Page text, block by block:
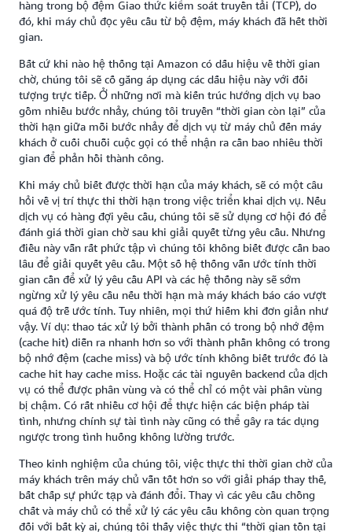
hàng trong bộ đệm Giao thức kiểm soát truyền tải (TCP), do
đó, khi máy chủ đọc yêu cầu từ bộ đệm, máy khách đã hết thời
gian.
Bất cứ khi nào hệ thống tại Amazon có dấu hiệu về thời gian
chờ, chúng tôi sẽ cố gắng áp dụng các dấu hiệu này với đối
tượng trực tiếp. Ở những nơi mà kiến trúc hướng dịch vụ bao
gồm nhiều bước nhảy, chúng tôi truyền “thời gian còn lại” của
thời hạn giữa mỗi bước nhảy để dịch vụ từ máy chủ đến máy
khách ở cuối chuỗi cuộc gọi có thể nhận ra cần bao nhiêu thời
gian để phản hồi thành công.
Khi máy chủ biết được thời hạn của máy khách, sẽ có một câu
hỏi về vị trí thực thi thời hạn trong việc triển khai dịch vụ. Nếu
dịch vụ có hàng đợi yêu cầu, chúng tôi sẽ sử dụng cơ hội đó để
đánh giá thời gian chờ sau khi giải quyết từng yêu cầu. Nhưng
điều này vẫn rất phức tập vì chúng tôi không biết được cần bao
lâu để giải quyết yêu cầu. Một số hệ thống vẫn ước tính thời
gian cần để xử lý yêu cầu API và các hệ thống này sẽ sớm
ngừng xử lý yêu cầu nếu thời hạn mà máy khách báo cáo vượt
quá độ trễ ước tính. Tuy nhiên, mọi thứ hiếm khi đơn giản như
vậy. Ví dụ: thao tác xử lý bởi thành phần có trong bộ nhớ đệm
(cache hit) diễn ra nhanh hơn so với thành phần không có trong
bộ nhớ đệm (cache miss) và bộ ước tính không biết trước đó là
cache hit hay cache miss. Hoặc các tài nguyên backend của dịch
vụ có thể được phân vùng và có thể chỉ có một vài phân vùng
bị chậm. Có rất nhiều cơ hội để thực hiện các biện pháp tài
tình, nhưng chính sự tài tình này cũng có thể gây ra tác dụng
ngược trong tình huống không lường trước.
Theo kinh nghiệm của chúng tôi, việc thực thi thời gian chờ của
máy khách trên máy chủ vẫn tốt hơn so với giải pháp thay thế,
bất chấp sự phức tạp và đánh đổi. Thay vì các yêu cầu chồng
chất và máy chủ có thể xử lý các yêu cầu không còn quan trọng
đối với bất kỳ ai, chúng tôi thấy việc thực thi “thời gian tồn tại